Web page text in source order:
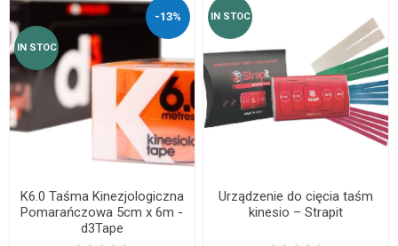
-13%
IN STOC
K6.0 Taśma Kinezjologiczna
Pomarańczowa 5cm x 6m -
d3Tape
IN STOC
Urządzenie do cięcia taśm
kinesio – Strapit